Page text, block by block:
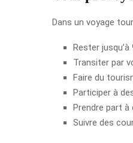
Dans un voyage
Rester
Transiter par
Faire du
Participer à
Prendre part
Suivre des